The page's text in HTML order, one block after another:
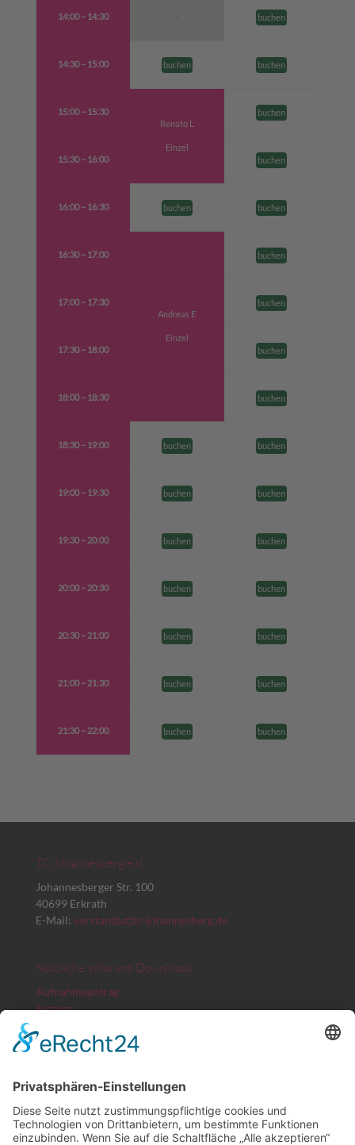
14:00 – 14:30 - buchen
14:30 – 15:00 buchen buchen
15:00 – 15:30
Renato L
Einzel
buchen
15:30 – 16:00 buchen
16:00 – 16:30 buchen buchen
16:30 – 17:00
Andreas E
Einzel
buchen
17:00 – 17:30 buchen
17:30 – 18:00 buchen
18:00 – 18:30 buchen
18:30 – 19:00 buchen buchen
19:00 – 19:30 buchen buchen
19:30 – 20:00 buchen buchen
20:00 – 20:30 buchen buchen
20:30 – 21:00 buchen buchen
21:00 – 21:30 buchen buchen
21:30 – 22:00 buchen buchen
TC Johannesberg e.V.
Johannesberger Str. 100
40699 Erkrath
E-Mail: vorstand(at)tc-johannesberg.de
Nützliche Infos und Downloads
Aufnahmeantrag
Satzung
Beitragsordnung
Bankverbindung